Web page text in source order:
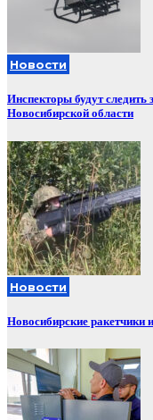
Новости
Инспекторы будут
Новосибирской области
Новости
Новосибирские